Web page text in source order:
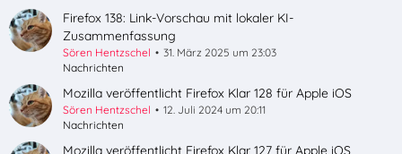
Firefox 138: Link-Vorschau mit lokaler KI-
Zusammenfassung
Sören Hentzschel
31. März 2025 um 23:03
Nachrichten
Mozilla veröffentlicht Firefox Klar 128 für Apple iOS
Sören Hentzschel
12. Juli 2024 um 20:11
Nachrichten
Mozilla veröffentlicht Firefox Klar 127 für Apple iOS